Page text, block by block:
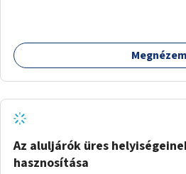
Megnézem
Az aluljárók üres
hasznosítása